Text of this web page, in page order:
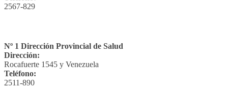
2567-829
Nº 1 Dirección Provincial de Salud
Dirección:
Rocafuerte 1545 y Venezuela
Teléfono:
2511-890